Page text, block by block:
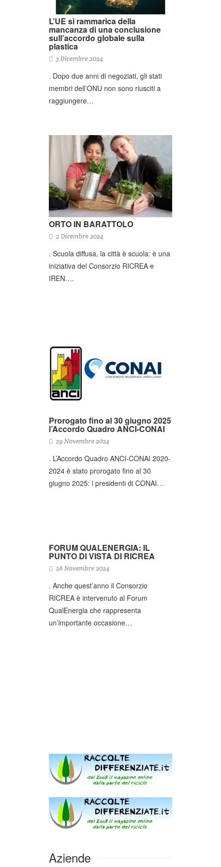
L’UE si rammarica della
mancanza di una conclusione
sull’accordo globale sulla
plastica
3 Dicembre 2024
. Dopo due anni di negoziati, gli stati
membri dell’ONU non sono riusciti a
raggiungere…
ORTO IN BARATTOLO
2 Dicembre 2024
. Scuola diffusa, la città è scuola: è una
iniziativa del Consorzio RICREA e
IREN….
Prorogato fino al 30 giugno 2025
l’Accordo Quadro ANCI-CONAI
29 Novembre 2024
. L’Accordo Quadro ANCI-CONAI 2020-
2024 è stato prorogato fino al 30
giugno 2025: i presidenti di CONAI…
FORUM QUALENERGIA: IL
PUNTO DI VISTA DI RICREA
28 Novembre 2024
. Anche quest’anno il Consorzio
RICREA è intervenuto al Forum
QualEnergia che rappresenta
un’importante occasione…
Aziende